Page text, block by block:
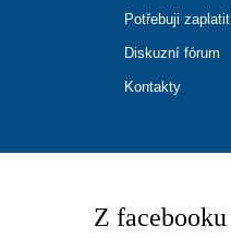
Potřebuji zaplatit
Diskuzní fórum
Kontakty
Z facebooku